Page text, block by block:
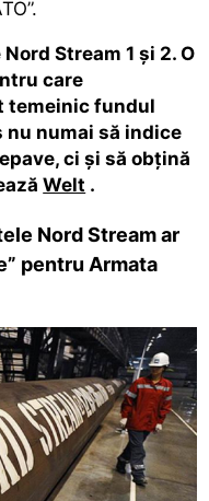
Stream 1 și 2. O
care
temeinic fundul
numai să indice
ci și să obțină
Welt .
Nord Stream ar
pentru Armata